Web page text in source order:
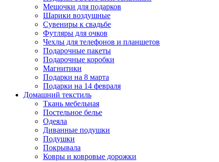
Мешочки для подарков
Шарики воздушные
Сувениры к свадьбе
Футляры для очков
Чехлы для телефонов и планшетов
Подарочные пакеты
Подарочные коробки
Магнитики
Подарки на 8 марта
Подарки на 14 февраля
Домашний текстиль
Ткань мебельная
Постельное белье
Одеяла
Диванные подушки
Подушки
Покрывала
Ковры и ковровые дорожки